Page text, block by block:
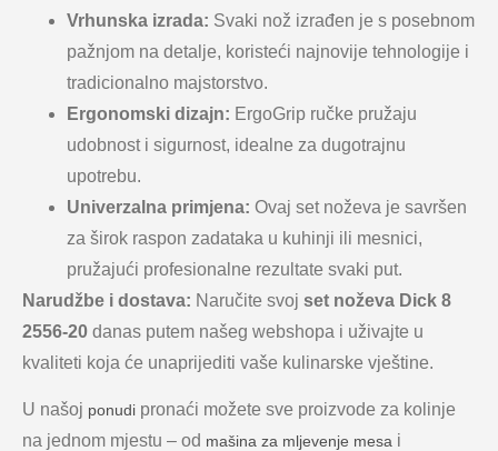
Vrhunska izrada: Svaki nož izrađen je s posebnom
pažnjom na detalje, koristeći najnovije tehnologije i
tradicionalno majstorstvo.
Ergonomski dizajn: ErgoGrip ručke pružaju
udobnost i sigurnost, idealne za dugotrajnu
upotrebu.
Univerzalna primjena: Ovaj set noževa je savršen
za širok raspon zadataka u kuhinji ili mesnici,
pružajući profesionalne rezultate svaki put.
Narudžbe i dostava: Naručite svoj set noževa Dick 8
2556-20 danas putem našeg webshopa i uživajte u
kvaliteti koja će unaprijediti vaše kulinarske vještine.
U našoj ponudi pronaći možete sve proizvode za kolinje
na jednom mjestu – od mašina za mljevenje mesa i